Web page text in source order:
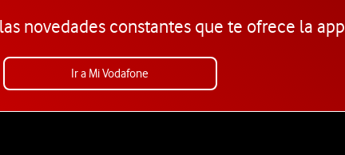
novedades constantes que te ofrece la app
Ir a Mi Vodafone